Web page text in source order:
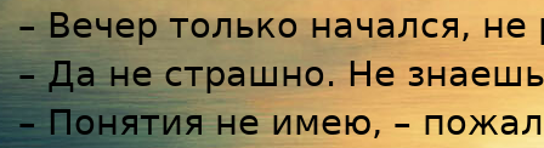
– Вечер только начался, не
– Да не страшно. Не
– Понятия не имею, –